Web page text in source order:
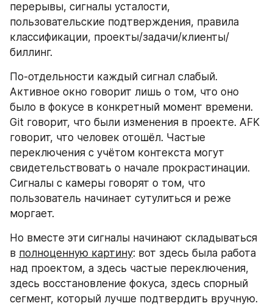
перерывы, сигналы усталости,
пользовательские подтверждения, правила
классификации, проекты/задачи/клиенты/
биллинг.
По-отдельности каждый сигнал слабый.
Активное окно говорит лишь о том, что оно
было в фокусе в конкретный момент времени.
Git говорит, что были изменения в проекте. AFK
говорит, что человек отошёл. Частые
переключения с учётом контекста могут
свидетельствовать о начале прокрастинации.
Сигналы с камеры говорят о том, что
пользователь начинает сутулиться и реже
моргает.
Но вместе эти сигналы начинают складываться
в полноценную картину: вот здесь была работа
над проектом, а здесь частые переключения,
здесь восстановление фокуса, здесь спорный
сегмент, который лучше подтвердить вручную.